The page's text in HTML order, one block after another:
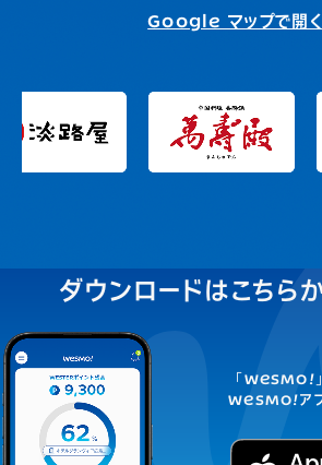
Google マップで開く
ダウンロードはこちらか
「WESMO!
WESMO!ア